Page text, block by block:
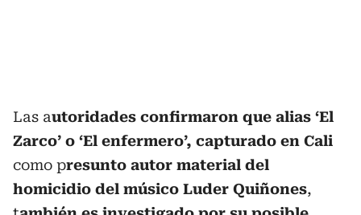
Las autoridades confirmaron que alias ‘El
Zarco’ o ‘El enfermero’, capturado en Cali
como presunto autor material del
homicidio del músico Luder Quiñones,